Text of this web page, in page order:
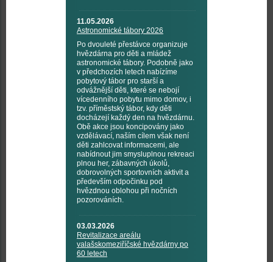
11.05.2026
Astronomické tábory 2026
Po dvouleté přestávce organizuje
hvězdárna pro děti a mládež
astronomické tábory. Podobně jako
v předchozích letech nabízíme
pobytový tábor pro starší a
odvážnější děti, které se nebojí
vícedenního pobytu mimo domov, i
tzv. příměstský tábor, kdy děti
docházejí každý den na hvězdárnu.
Obě akce jsou koncipovány jako
vzdělávací, naším cílem však není
děti zahlcovat informacemi, ale
nabídnout jim smysluplnou rekreaci
plnou her, zábavných úkolů,
dobrovolných sportovních aktivit a
především odpočinku pod
hvězdnou oblohou při nočních
pozorováních.
03.03.2026
Revitalizace areálu
valašskomeziříčské hvězdárny po
60 letech